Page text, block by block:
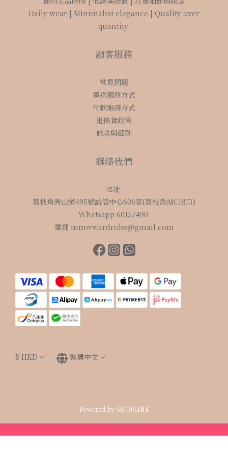
Daily wear | Minimalist elegance | Quality over
quantity
顧客服務
常見問題
運送服務方式
付款服務方式
退換貨政策
條款與細則
聯絡我們
地址
荔枝角青山道495號誠信中心606室(荔枝角站C岀口)
Whatsapp 60157490
電郵 mmwwardrobe@gmail.com
$ HKD 繁體中文
Powered by SHOPLINE